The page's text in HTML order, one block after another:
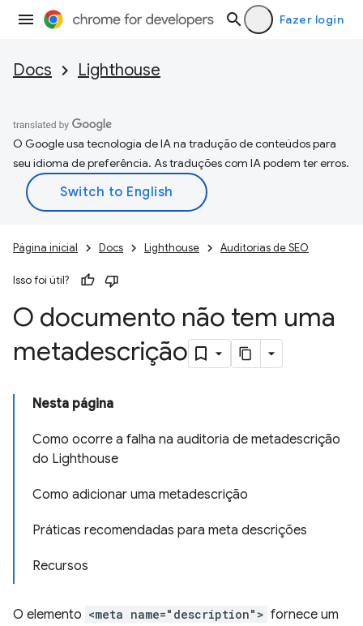
Fazer login
Docs Lighthouse
O Google usa tecnologia de IA na tradução de conteúdos para
seu idioma de preferência. As traduções com IA podem ter erros.
Página inicial Docs Lighthouse Auditorias de SEO
Isso foi útil?
O documento não tem uma
metadescrição
Nesta página
Como ocorre a falha na auditoria de metadescrição
do Lighthouse
Como adicionar uma metadescrição
Práticas recomendadas para meta descrições
Recursos
O elemento <meta name="description"> fornece um